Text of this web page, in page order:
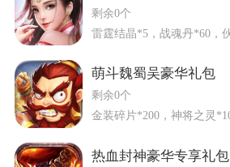
剩余0个
萌斗魏蜀吴豪华礼包
剩余0个
热血封神豪华专享礼包